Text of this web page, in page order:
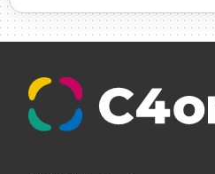
#採用
#採用向け #新卒
ュー
#福利厚生
プロジェクト・サービス
#